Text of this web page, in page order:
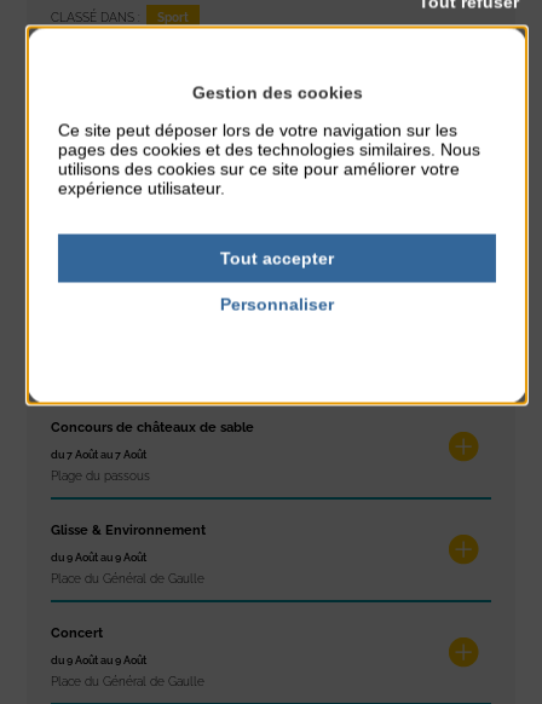
CLASSÉ DANS : Sport
À noter aussi
Concours de châteaux de sable
du 7 Août au 7 Août
Plage du passous
Glisse & Environnement
du 9 Août au 9 Août
Place du Général de Gaulle
Concert
du 9 Août au 9 Août
Place du Général de Gaulle
Gestion des cookies
Ce site peut déposer lors de votre navigation sur les
pages des cookies et des technologies similaires. Nous
utilisons des cookies sur ce site pour améliorer votre
expérience utilisateur.
Tout accepter
Personnaliser